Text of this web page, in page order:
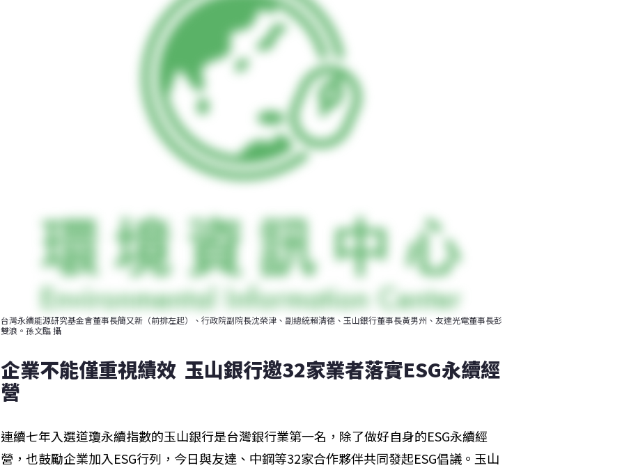
台灣永續能源研究基金會董事長簡又新（前排左起）、行政院副院長沈榮津、副總統賴清德、玉山銀行董事長黃男州、友達光電董事長彭
雙浪。孫文臨 攝
企業不能僅重視績效  玉山銀行邀32家業者落實ESG永續經
營
連續七年入選道瓊永續指數的玉山銀行是台灣銀行業第一名，除了做好自身的ESG永續經
營，也鼓勵企業加入ESG行列，今日與友達、中鋼等32家合作夥伴共同發起ESG倡議。玉山